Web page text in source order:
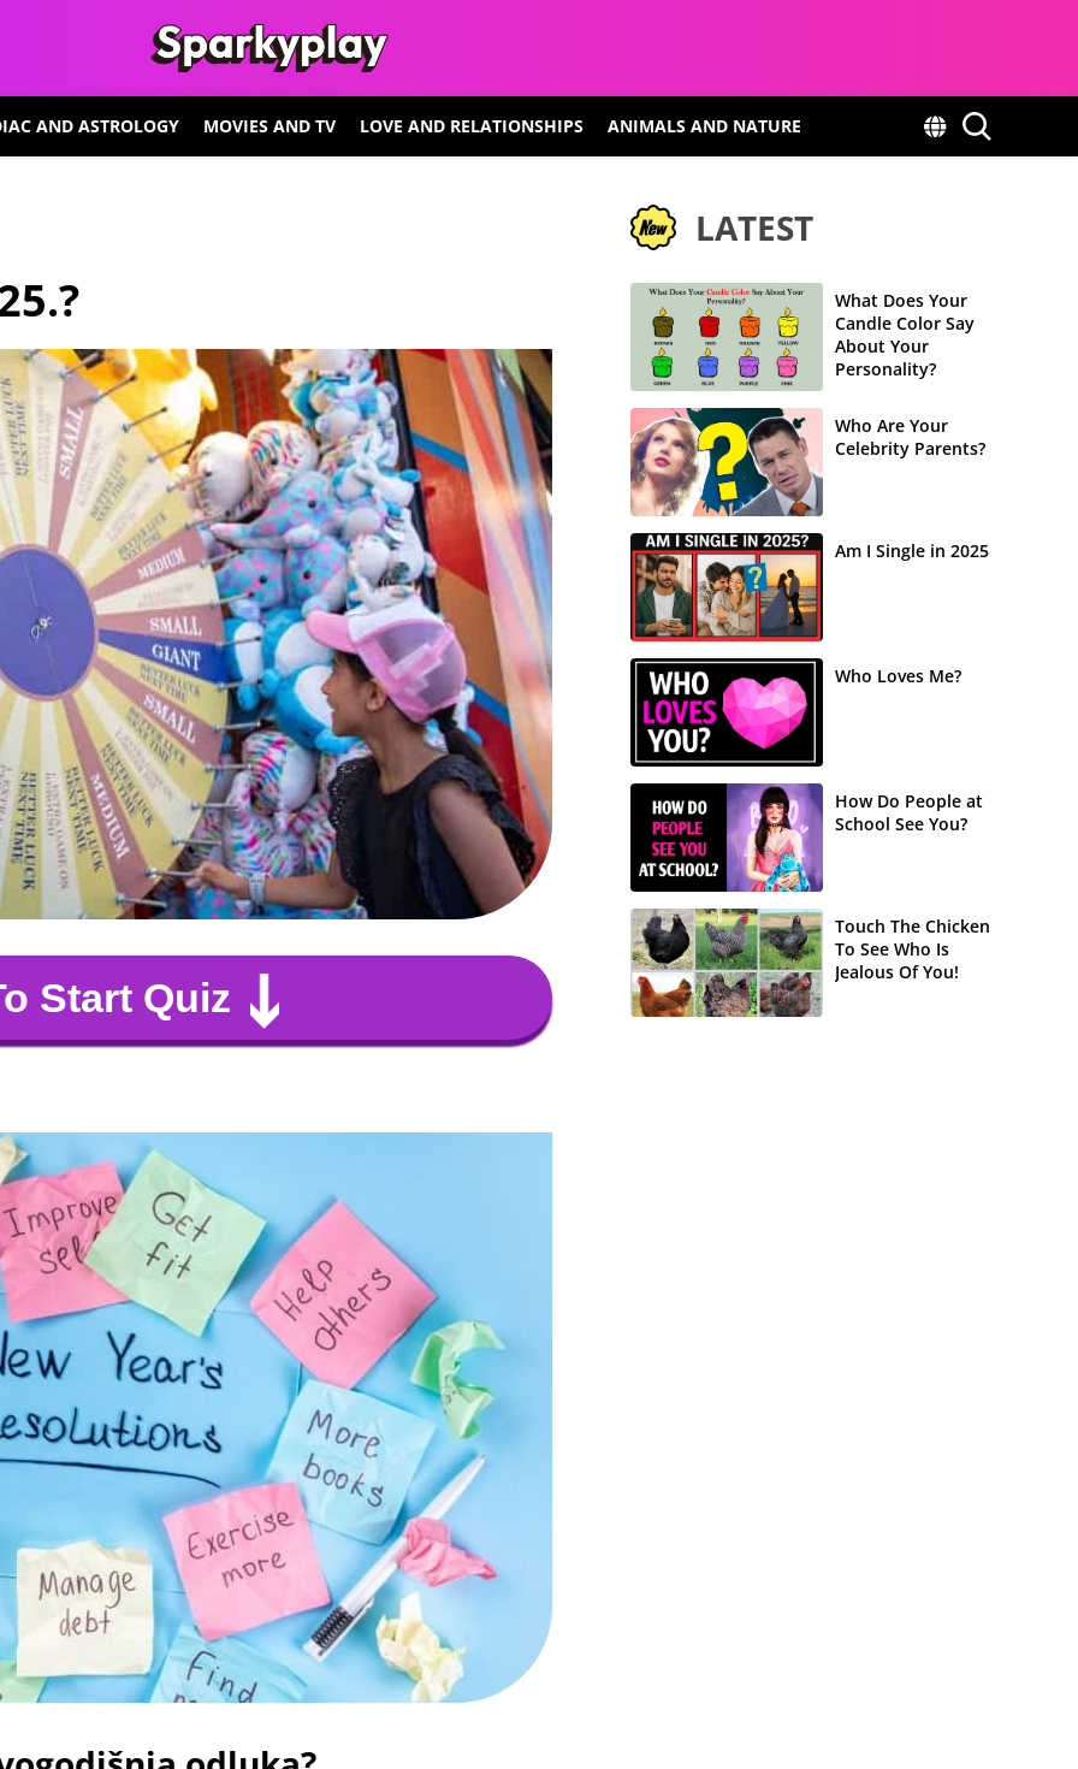
AND ASTROLOGY MOVIES AND TV LOVE AND RELATIONSHIPS ANIMALS AND NATURE
Start Quiz
LATEST
What Does Your
Candle Color Say
About Your
Personality?
Who Are Your
Celebrity Parents?
Am I Single in 2025
Who Loves Me?
How Do People at
School See You?
Touch The Chicken
To See Who Is
Jealous Of You!